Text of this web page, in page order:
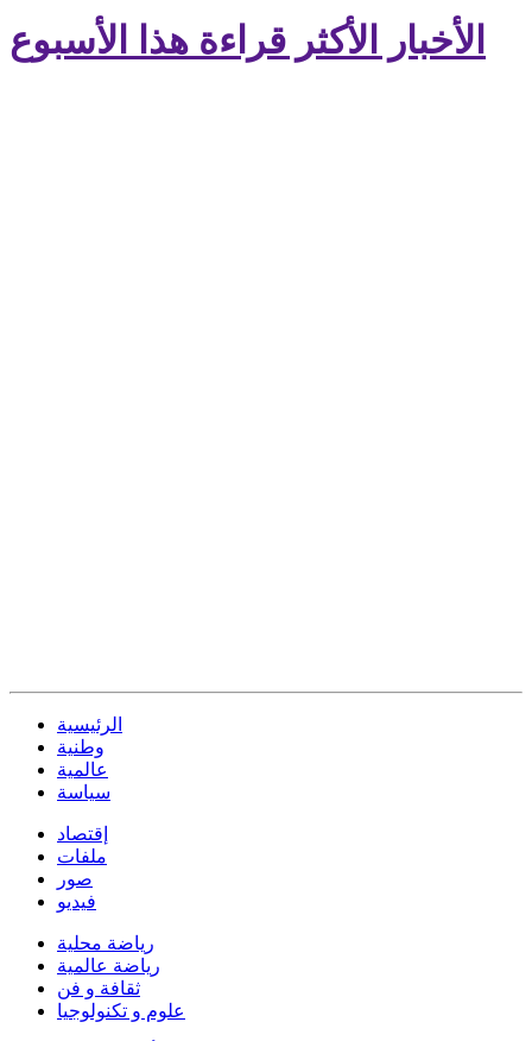
الأخبار الأكثر قراءة هذا الأسبوع
الرئيسية
وطنية
عالمية
سياسة
إقتصاد
ملفات
صور
فيديو
رياضة محلية
رياضة عالمية
ثقافة و فن
علوم و تكنولوجيا